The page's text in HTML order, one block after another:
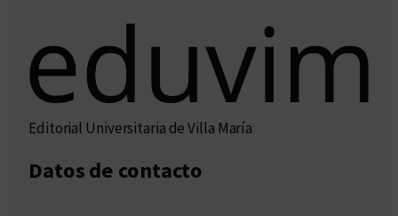
Editorial Universitaria de Villa María
Datos de contacto